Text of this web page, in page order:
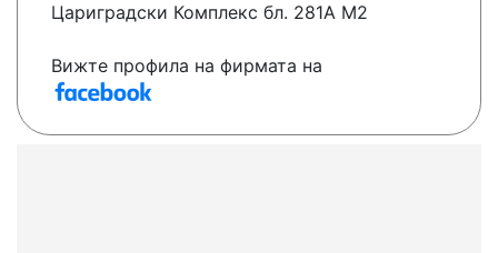
Цариградски Комплекс бл. 281А М2
Вижте профила на фирмата на